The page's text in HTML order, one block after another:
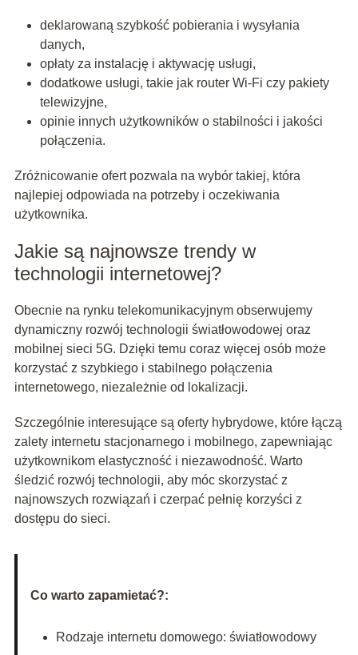
deklarowaną szybkość pobierania i wysyłania
danych,
opłaty za instalację i aktywację usługi,
dodatkowe usługi, takie jak router Wi-Fi czy pakiety
telewizyjne,
opinie innych użytkowników o stabilności i jakości
połączenia.
Zróżnicowanie ofert pozwala na wybór takiej, która
najlepiej odpowiada na potrzeby i oczekiwania
użytkownika.
Jakie są najnowsze trendy w
technologii internetowej?
Obecnie na rynku telekomunikacyjnym obserwujemy
dynamiczny rozwój technologii światłowodowej oraz
mobilnej sieci 5G. Dzięki temu coraz więcej osób może
korzystać z szybkiego i stabilnego połączenia
internetowego, niezależnie od lokalizacji.
Szczególnie interesujące są oferty hybrydowe, które łączą
zalety internetu stacjonarnego i mobilnego, zapewniając
użytkownikom elastyczność i niezawodność. Warto
śledzić rozwój technologii, aby móc skorzystać z
najnowszych rozwiązań i czerpać pełnię korzyści z
dostępu do sieci.
Co warto zapamietać?:
Rodzaje internetu domowego: światłowodowy